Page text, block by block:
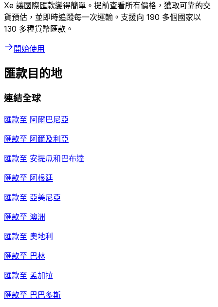
Xe 讓國際匯款變得簡單。提前查看所有價格，獲取可靠的交
貨預估，並即時追蹤每一次運輸。支援向 190 多個國家以
130 多種貨幣匯款。
開始使用
匯款目的地
連結全球
匯款至 阿爾巴尼亞
匯款至 阿爾及利亞
匯款至 安提瓜和巴布達
匯款至 阿根廷
匯款至 亞美尼亞
匯款至 澳洲
匯款至 奧地利
匯款至 巴林
匯款至 孟加拉
匯款至 巴巴多斯